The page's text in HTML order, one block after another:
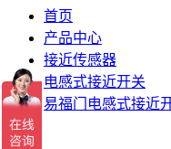
首页
产品中心
接近传感器
电感式接近开关
易福门电感式接近
返回